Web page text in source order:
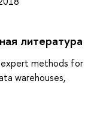
литература
methods for
warehouses,